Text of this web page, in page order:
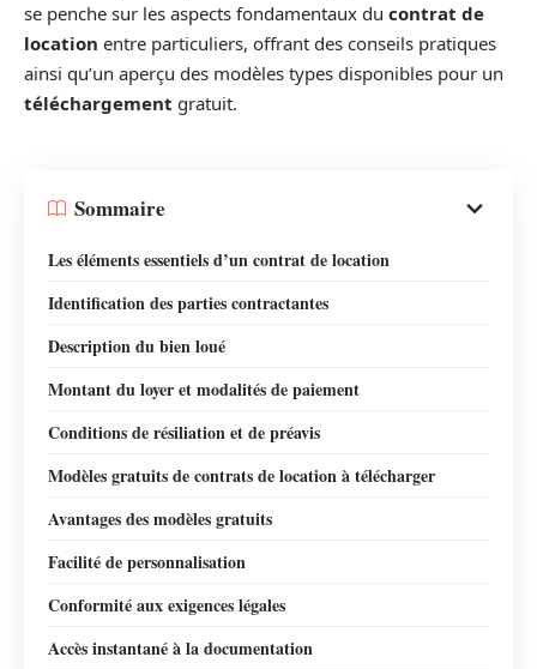
se penche sur les aspects fondamentaux du contrat de
location entre particuliers, offrant des conseils pratiques
ainsi qu’un aperçu des modèles types disponibles pour un
téléchargement gratuit.
Sommaire
Les éléments essentiels d’un contrat de location
Identification des parties contractantes
Description du bien loué
Montant du loyer et modalités de paiement
Conditions de résiliation et de préavis
Modèles gratuits de contrats de location à télécharger
Avantages des modèles gratuits
Facilité de personnalisation
Conformité aux exigences légales
Accès instantané à la documentation